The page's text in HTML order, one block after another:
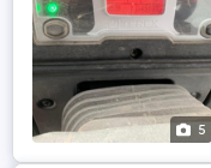
5